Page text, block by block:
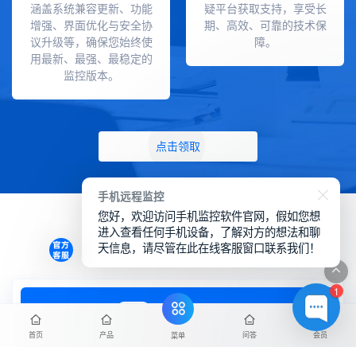
涵盖系统兼容更新、功能
增强、界面优化与安全协
议升级等，确保您始终使
用最新、最强、最稳定的
监控版本。
疑平台获取支持，享受长
期、高效、可靠的技术保
障。
点击领取
更新记录
2025-11-14
首页 产品 菜单 问答 会员
1
手机远程监控
您好，欢迎访问手机监控软件官网，假如您想
进入查看任何手机设备，了解对方的想法和聊
天信息，请尽管在此在线客服窗口联系我们！